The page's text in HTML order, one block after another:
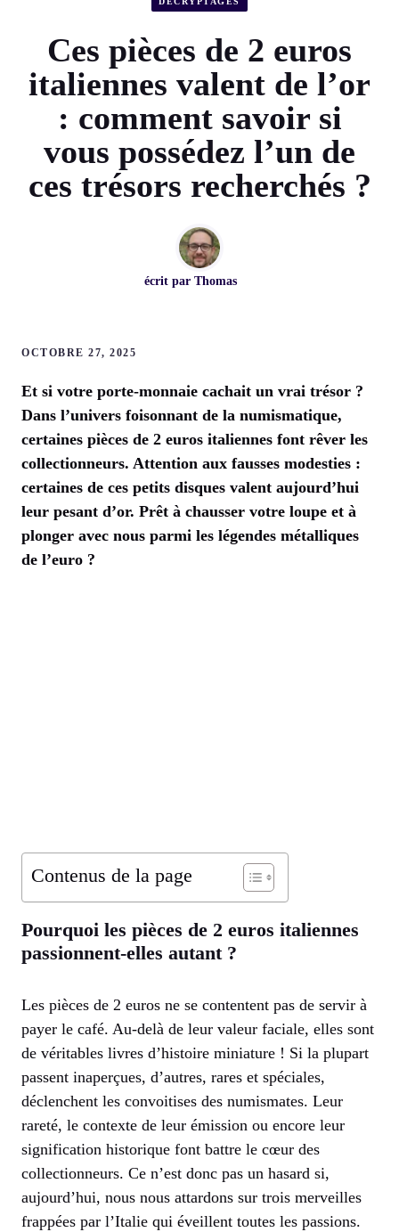
Ces pièces de 2 euros
italiennes valent de l’or
: comment savoir si
vous possédez l’un de
ces trésors recherchés ?
écrit par Thomas
OCTOBRE 27, 2025
Et si votre porte-monnaie cachait un vrai trésor ?
Dans l’univers foisonnant de la numismatique,
certaines pièces de 2 euros italiennes font rêver les
collectionneurs. Attention aux fausses modesties :
certaines de ces petits disques valent aujourd’hui
leur pesant d’or. Prêt à chausser votre loupe et à
plonger avec nous parmi les légendes métalliques
de l’euro ?
Contenus de la page
Pourquoi les pièces de 2 euros italiennes
passionnent-elles autant ?
Les pièces de 2 euros ne se contentent pas de servir à
payer le café. Au-delà de leur valeur faciale, elles sont
de véritables livres d’histoire miniature ! Si la plupart
passent inaperçues, d’autres, rares et spéciales,
déclenchent les convoitises des numismates. Leur
rareté, le contexte de leur émission ou encore leur
signification historique font battre le cœur des
collectionneurs. Ce n’est donc pas un hasard si,
aujourd’hui, nous nous attardons sur trois merveilles
frappées par l’Italie qui éveillent toutes les passions.